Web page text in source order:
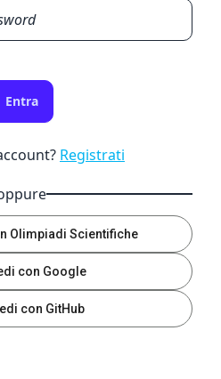
Entra
Registrati
Olimpiadi Scientifiche
con Google
con GitHub